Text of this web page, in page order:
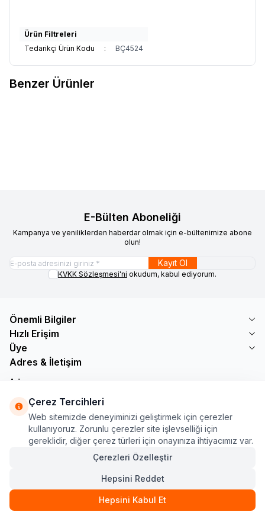
Ürün Filtreleri
Tedarikçi Ürün Kodu
: BÇ4524
Benzer Ürünler
E-Bülten Aboneliği
Kampanya ve yeniliklerden haberdar olmak için e-bültenimize abone
olun!
Kayıt Ol
KVKK Sözleşmesi'ni okudum, kabul ediyorum.
Önemli Bilgiler
Hızlı Erişim
Üye
Adres & İletişim
Adres
İSTANBUL
Telefon
+90 555 560 27 32
E-Posta
ozdnylmz71@gmail.com
Çerez Tercihleri
Web sitemizde deneyiminizi geliştirmek için çerezler
kullanıyoruz. Zorunlu çerezler site işlevselliği için
gereklidir, diğer çerez türleri için onayınıza ihtiyacımız var.
Çerezleri Özelleştir
Hepsini Reddet
Hepsini Kabul Et